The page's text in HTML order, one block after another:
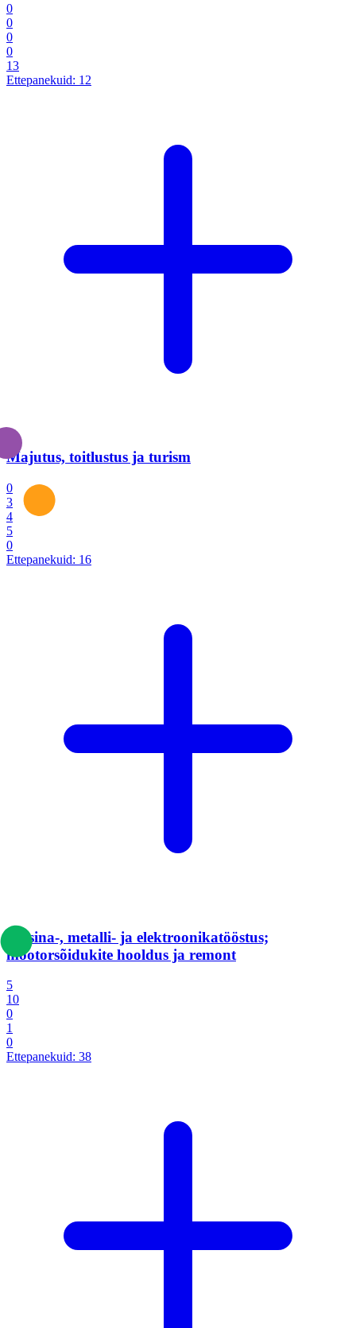
0
0
0
0
13
Ettepanekuid: 12
Majutus, toitlustus ja turism
0
3
4
5
0
Ettepanekuid: 16
Masina-, metalli- ja elektroonikatööstus;
mootorsõidukite hooldus ja remont
5
10
0
1
0
Ettepanekuid: 38